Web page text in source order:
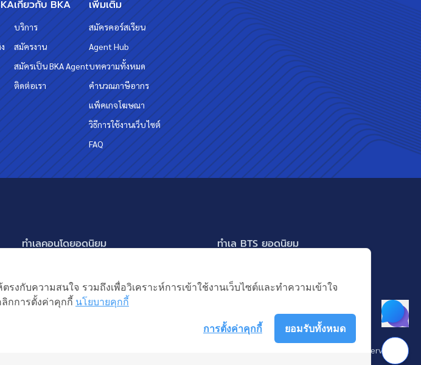
เกี่ยวกับ BKA
บริการ
สมัครงาน
สมัครเป็น BKA Agent
ติดต่อเรา
เพิ่มเติม
สมัครคอร์สเรียน
Agent Hub
บทความทั้งหมด
คำนวณภาษีอากร
แพ็คเกจโฆษณา
วิธีการใช้งานเว็บไซต์
FAQ
ทำเลคอนโดยอดนิยม
พระราม 9
อ่อนนุช ปุณณวิถี
ทำเล BTS ยอดนิยม
BTS เอกมัย
BTS ช่องนนทรี
สงวนลิขสิทธิ โดยบริษัท บางกอก แอสเซท อินเตอร์กรุ๊ป จำกัด (มหาชน). © All Rights Reserved
กับความสนใจ รวมถึงเพื่อวิเคราะห์การเข้าใช้งานเว็บไซต์และทำความเข้าใจ
กการตั้งค่าคุกกี้ นโยบายคุกกี้
ยอมรับทั้งหมด
การตั้งค่าคุกกี้